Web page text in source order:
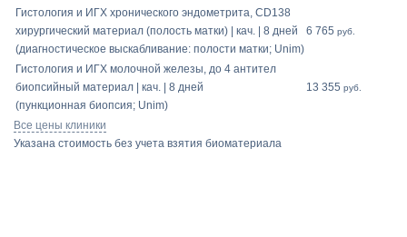
Гистология и ИГХ хронического эндометрита, СD138
хирургический материал (полость матки) | кач. | 8 дней
(диагностическое выскабливание: полости матки; Unim)
6 765 руб.
Гистология и ИГХ молочной железы, до 4 антител
биопсийный материал | кач. | 8 дней
(пункционная биопсия; Unim)
13 355 руб.
Все цены клиники
Указана стоимость без учета взятия биоматериала